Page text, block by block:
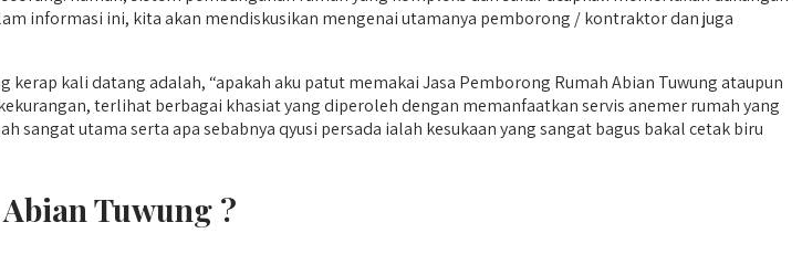
informasi ini, kita akan mendiskusikan mengenai utamanya pemborong / kontraktor dan juga
kali datang adalah, “apakah aku patut memakai Jasa Pemborong Rumah Abian Tuwung ataupun
terlihat berbagai khasiat yang diperoleh dengan memanfaatkan servis anemer rumah yang
utama serta apa sebabnya qyusi persada ialah kesukaan yang sangat bagus bakal cetak biru
Tuwung ?